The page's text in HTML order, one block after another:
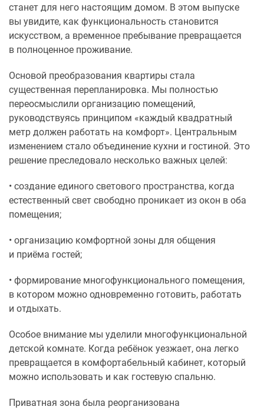
станет для него настоящим домом. В этом выпуске
вы увидите, как функциональность становится
искусством, а временное пребывание превращается
в полноценное проживание.
Основой преобразования квартиры стала
существенная перепланировка. Мы полностью
переосмыслили организацию помещений,
руководствуясь принципом «каждый квадратный
метр должен работать на комфорт». Центральным
изменением стало объединение кухни и гостиной. Это
решение преследовало несколько важных целей:
• создание единого светового пространства, когда
естественный свет свободно проникает из окон в оба
помещения;
• организацию комфортной зоны для общения
и приёма гостей;
• формирование многофункционального помещения,
в котором можно одновременно готовить, работать
и отдыхать.
Особое внимание мы уделили многофункциональной
детской комнате. Когда ребёнок уезжает, она легко
превращается в комфортабельный кабинет, который
можно использовать и как гостевую спальню.
Приватная зона была реорганизована